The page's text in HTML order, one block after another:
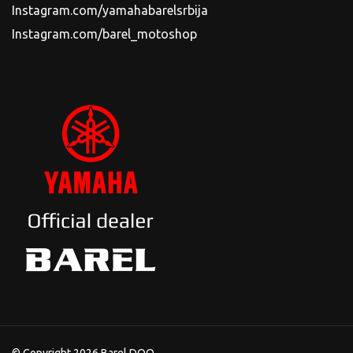
Instagram.com/yamahabarelsrbija
Instagram.com/barel_motoshop